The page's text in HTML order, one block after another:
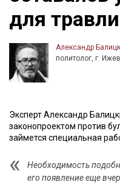
Мурзилка
для травли
Александр
политолог, г.
Эксперт Александр
законопроектом против
займется специальная
Необходимость
его появление еще